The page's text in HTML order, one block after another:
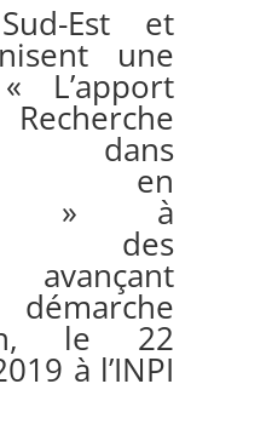
Est et
une
L’apport
dans
en
» à
des
avançant
le 22
à l’INPI